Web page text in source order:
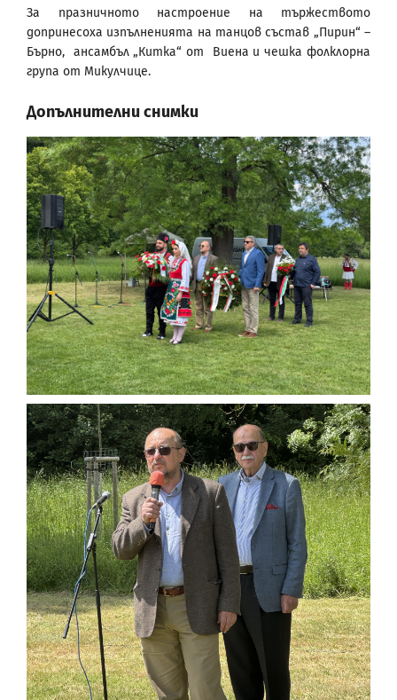
За празничното настроение на тържеството
допринесоха изпълненията на танцов състав „Пирин“ –
Бърно, ансамбъл „Китка“ от Виена и чешка фолклорна
група от Микулчице.
Допълнителни снимки